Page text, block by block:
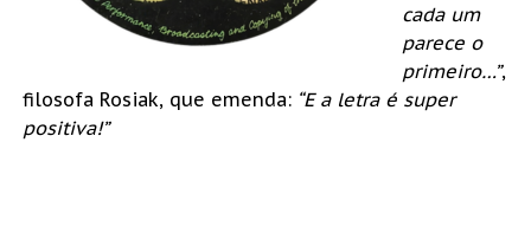
cada um
parece o
primeiro…”,
filosofa Rosiak, que emenda:“E a letra é super
positiva!”